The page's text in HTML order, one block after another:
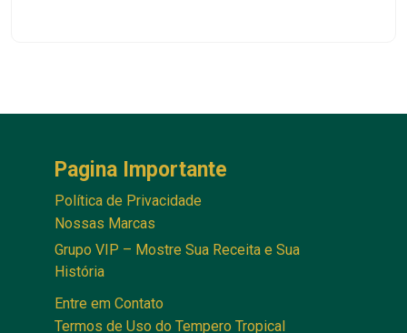
Pagina Importante
Política de Privacidade
Nossas Marcas
Grupo VIP – Mostre Sua Receita e Sua
História
Entre em Contato
Termos de Uso do Tempero Tropical